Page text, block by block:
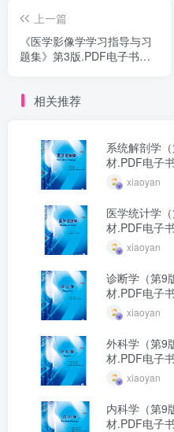
上一篇
《医学影像学学习指导与习
题集》第3版.PDF电子书下
相关推荐
系统解剖学
材.PDF电子
xiaoyan
医学统计学
材.PDF电子
xiaoyan
诊断学（第9
材.PDF电子
xiaoyan
外科学（第9
材.PDF电子
xiaoyan
内科学（第9
材.PDF电子